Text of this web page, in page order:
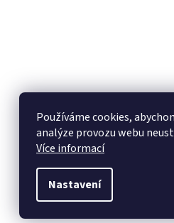
Používáme cookies,
analýze provozu webu
Více informací
Nastavení